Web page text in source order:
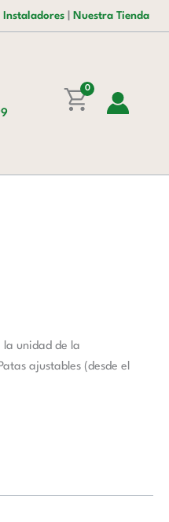
Nuestra Tienda
0
unidad de la
ajustables (desde el